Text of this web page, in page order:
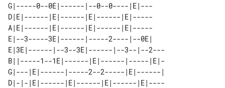
G|-----0--0E|------|--0--0----|E|---
D|E|------|E|------|E|------|E|-----
A|E|------|E|------|E|------|E|-----
E|--3-----3E|------|-----2----|--0E|
E|3E|------|--3--3E|------|--3--|--2---
B||-----1--1E|------|E|------|-----|E|-
G|---|E|------|-----2--2-----|E|------|
D|-|-|E|------|E|------|E|------|E|----